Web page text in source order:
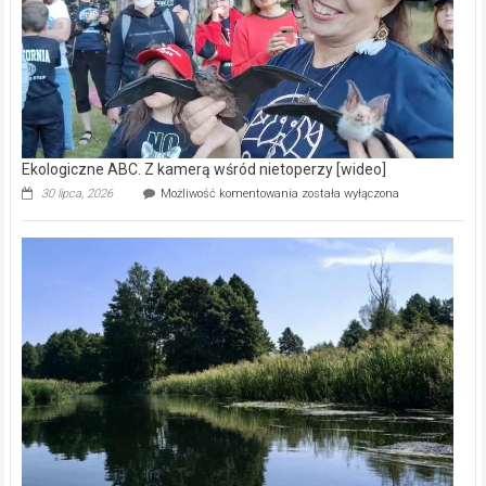
Ekologiczne ABC. Z kamerą wśród nietoperzy [wideo]
30 lipca, 2026 Możliwość komentowania Ekologiczne
kamerą
wśród
została wyłączona